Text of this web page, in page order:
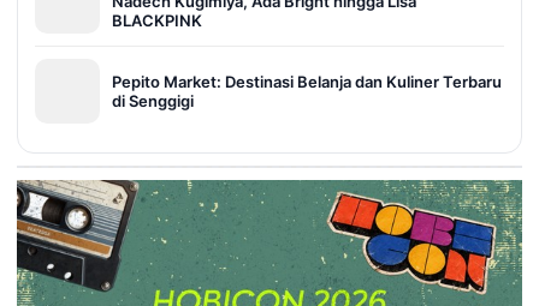
BLACKPINK
Pepito Market: Destinasi Belanja dan Kuliner Terbaru
di Senggigi